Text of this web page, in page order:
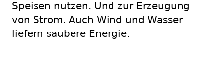
Speisen nutzen. Und zur Erzeugung
von Strom. Auch Wind und Wasser
liefern saubere Energie.